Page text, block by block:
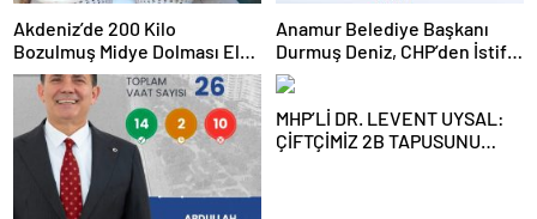
Akdeniz’de 200 Kilo
Bozulmuş Midye Dolması Ele
Geçirildi
Anamur Belediye Başkanı
Durmuş Deniz, CHP’den İstifa
Etti:
MHP’Lİ DR. LEVENT UYSAL:
ÇİFTÇİMİZ 2B TAPUSUNU